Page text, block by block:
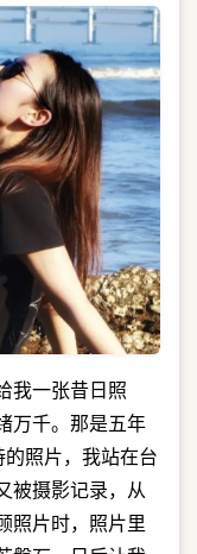
我一张昔日照
万千。那是五年
照片，我站在台
被摄影记录，从
照片时，照片里